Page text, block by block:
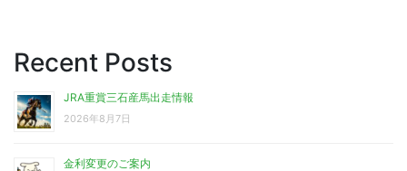
Recent Posts
JRA重賞三石産馬出走情報
2026年8月7日
金利変更のご案内